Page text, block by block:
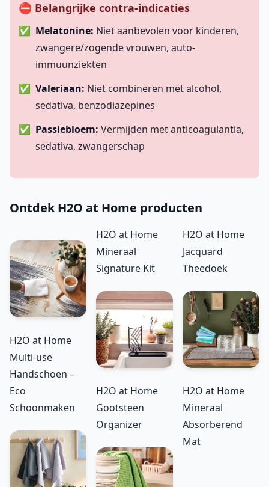
⛔ Belangrijke contra-indicaties
Melatonine: Niet aanbevolen voor kinderen,
zwangere/zogende vrouwen, auto-
immuunziekten
Valeriaan: Niet combineren met alcohol,
sedativa, benzodiazepines
Passiebloem: Vermijden met anticoagulantia,
sedativa, zwangerschap
Ontdek H2O at Home producten
H2O at Home
Multi-use
Handschoen –
Eco
Schoonmaken
H2O at Home
Mineraal
Signature Kit
H2O at Home
Gootsteen
Organizer
H2O at Home
Jacquard
Theedoek
H2O at Home
Mineraal
Absorberend
Mat